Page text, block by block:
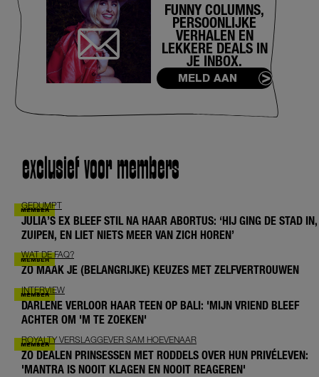
FUNNY COLUMNS,
PERSOONLIJKE
VERHALEN EN
LEKKERE DEALS IN
JE INBOX.
MELD AAN
exclusief voor members
GEDUMPT
JULIA’S EX BLEEF STIL NA HAAR ABORTUS: ‘HIJ GING DE STAD IN,
ZUIPEN, EN LIET NIETS MEER VAN ZICH HOREN’
WAT DE FAQ?
ZO MAAK JE (BELANGRIJKE) KEUZES MET ZELFVERTROUWEN
INTERVIEW
DARLENE VERLOOR HAAR TEEN OP BALI: 'MIJN VRIEND BLEEF
ACHTER OM 'M TE ZOEKEN'
ROYALTY VERSLAGGEVER SAM HOEVENAAR
ZO DEALEN PRINSESSEN MET RODDELS OVER HUN PRIVÉLEVEN:
'MANTRA IS NOOIT KLAGEN EN NOOIT REAGEREN'